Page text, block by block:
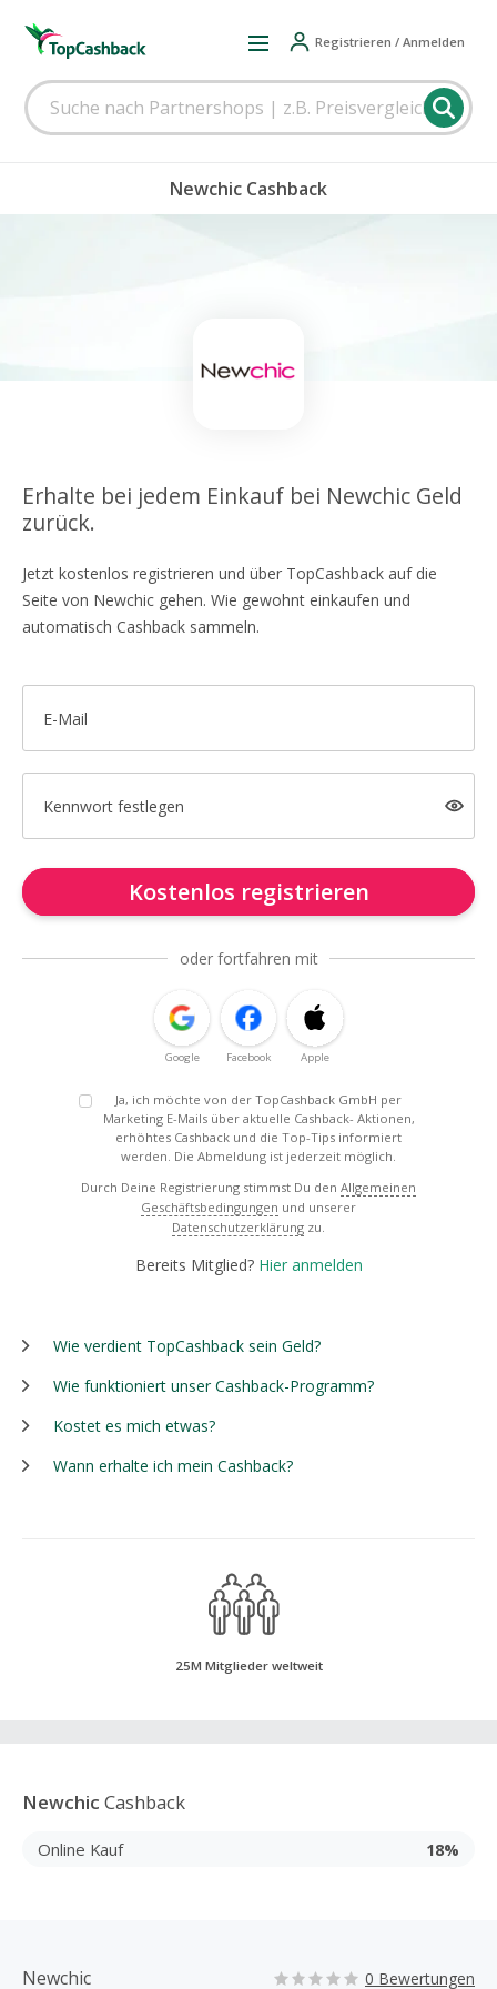
Registrieren / Anmelden
Newchic Cashback
Erhalte bei jedem Einkauf bei Newchic Geld
zurück.
Jetzt kostenlos registrieren und über TopCashback auf die
Seite von Newchic gehen. Wie gewohnt einkaufen und
automatisch Cashback sammeln.
E-Mail
Kennwort festlegen
Kostenlos registrieren
oder fortfahren mit
Google Facebook Apple
Ja, ich möchte von der TopCashback GmbH per
Marketing E-Mails über aktuelle Cashback- Aktionen,
erhöhtes Cashback und die Top-Tips informiert
werden. Die Abmeldung ist jederzeit möglich.
Durch Deine Registrierung stimmst Du den Allgemeinen
Geschäftsbedingungen und unserer
Datenschutzerklärung zu.
Bereits Mitglied? Hier anmelden
Wie verdient TopCashback sein Geld?
Wie funktioniert unser Cashback-Programm?
Kostet es mich etwas?
Wann erhalte ich mein Cashback?
25M Mitglieder weltweit
Newchic Cashback
Online Kauf 18%
Newchic 0 Bewertungen